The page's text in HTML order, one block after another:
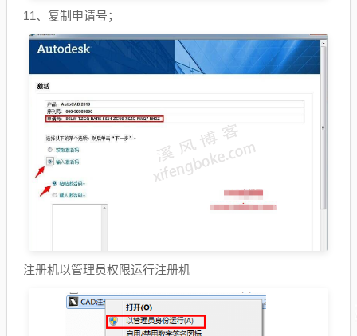
11、复制申请号；
注册机以管理员权限运行注册机